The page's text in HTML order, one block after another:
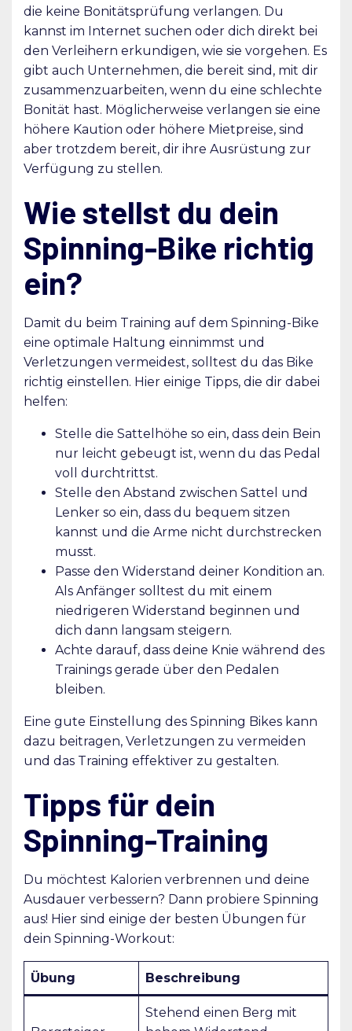
die keine Bonitätsprüfung verlangen. Du
kannst im Internet suchen oder dich direkt bei
den Verleihern erkundigen, wie sie vorgehen. Es
gibt auch Unternehmen, die bereit sind, mit dir
zusammenzuarbeiten, wenn du eine schlechte
Bonität hast. Möglicherweise verlangen sie eine
höhere Kaution oder höhere Mietpreise, sind
aber trotzdem bereit, dir ihre Ausrüstung zur
Verfügung zu stellen.
Wie stellst du dein
Spinning-Bike richtig
ein?
Damit du beim Training auf dem Spinning-Bike
eine optimale Haltung einnimmst und
Verletzungen vermeidest, solltest du das Bike
richtig einstellen. Hier einige Tipps, die dir dabei
helfen:
Stelle die Sattelhöhe so ein, dass dein Bein
nur leicht gebeugt ist, wenn du das Pedal
voll durchtrittst.
Stelle den Abstand zwischen Sattel und
Lenker so ein, dass du bequem sitzen
kannst und die Arme nicht durchstrecken
musst.
Passe den Widerstand deiner Kondition an.
Als Anfänger solltest du mit einem
niedrigeren Widerstand beginnen und
dich dann langsam steigern.
Achte darauf, dass deine Knie während des
Trainings gerade über den Pedalen
bleiben.
Eine gute Einstellung des Spinning Bikes kann
dazu beitragen, Verletzungen zu vermeiden
und das Training effektiver zu gestalten.
Tipps für dein
Spinning-Training
Du möchtest Kalorien verbrennen und deine
Ausdauer verbessern? Dann probiere Spinning
aus! Hier sind einige der besten Übungen für
dein Spinning-Workout:
Übung Beschreibung
Stehend einen Berg mit